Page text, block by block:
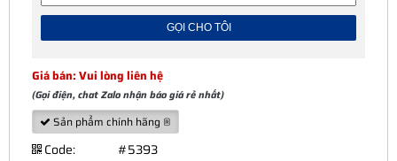
Giá bán: Vui lòng liên hệ
(Gọi điện, chat Zalo nhận báo giá rẻ nhất)
Sản phẩm chính hãng ®
Code:
#5393